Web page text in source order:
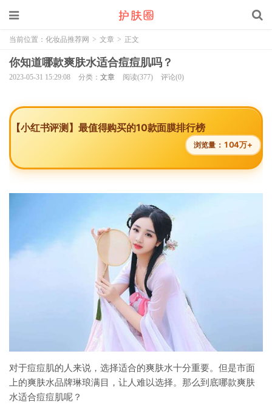
当前位置： 化妆品推荐网 > 文章 > 正文
你知道哪款爽肤水适合痘痘肌吗？
2023-05-31 15:29:08 分类： 文章 阅读(377) 评论(0)
【小红书评测】最值得购买的10款面膜排行榜
浏览量： 104万+
对于痘痘肌的人来说，选择适合的爽肤水十分重要。但是市面
上的爽肤水品牌琳琅满目，让人难以选择。那么到底哪款爽肤
水适合痘痘肌呢？